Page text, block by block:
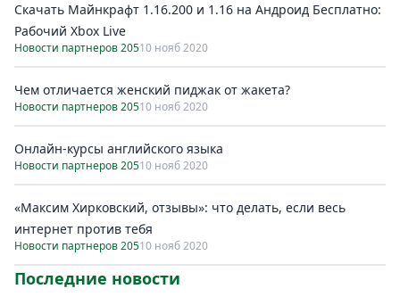
Скачать Майнкрафт 1.16.200 и 1.16 на Андроид Бесплатно:
Рабочий Xbox Live
Новости партнеров 20510 нояб 2020
Чем отличается женский пиджак от жакета?
Новости партнеров 20510 нояб 2020
Онлайн-курсы английского языка
Новости партнеров 20510 нояб 2020
«Максим Хирковский, отзывы»: что делать, если весь
интернет против тебя
Новости партнеров 20510 нояб 2020
Последние новости